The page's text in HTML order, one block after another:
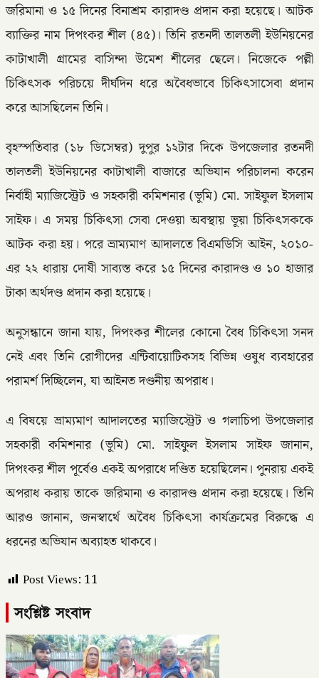
জরিমানা ও ১৫ দিনের বিনাশ্রম কারাদণ্ড প্রদান করা হয়েছে। আটক
ব্যাক্তির নাম দিপংকর শীল (৪৫)। তিনি রতনদী তালতলী ইউনিয়নের
কাটাখালী গ্রামের বাসিন্দা উমেশ শীলের ছেলে। নিজেকে পল্লী
চিকিৎসক পরিচয়ে দীর্ঘদিন ধরে অবৈধভাবে চিকিৎসাসেবা প্রদান
করে আসছিলেন তিনি।
বৃহস্পতিবার (১৮ ডিসেম্বর) দুপুর ১২টার দিকে উপজেলার রতনদী
তালতলী ইউনিয়নের কাটাখালী বাজারে অভিযান পরিচালনা করেন
নির্বাহী ম্যাজিস্ট্রেট ও সহকারী কমিশনার (ভূমি) মো. সাইফুল ইসলাম
সাইফ। এ সময় চিকিৎসা সেবা দেওয়া অবস্থায় ভূয়া চিকিৎসককে
আটক করা হয়। পরে ভ্রাম্যমাণ আদালতে বিএমডিসি আইন, ২০১০-
এর ২২ ধারায় দোষী সাব্যস্ত করে ১৫ দিনের কারাদণ্ড ও ১০ হাজার
টাকা অর্থদণ্ড প্রদান করা হয়েছে।
অনুসন্ধানে জানা যায়, দিপংকর শীলের কোনো বৈধ চিকিৎসা সনদ
নেই এবং তিনি রোগীদের এন্টিবায়োটিকসহ বিভিন্ন ওষুধ ব্যবহারের
পরামর্শ দিচ্ছিলেন, যা আইনত দণ্ডনীয় অপরাধ।
এ বিষয়ে ভ্রাম্যমাণ আদালতের ম্যাজিস্ট্রেট ও গলাচিপা উপজেলার
সহকারী কমিশনার (ভূমি) মো. সাইফুল ইসলাম সাইফ জানান,
দিপংকর শীল পূর্বেও একই অপরাধে দণ্ডিত হয়েছিলেন। পুনরায় একই
অপরাধ করায় তাকে জরিমানা ও কারাদণ্ড প্রদান করা হয়েছে। তিনি
আরও জানান, জনস্বার্থে অবৈধ চিকিৎসা কার্যক্রমের বিরুদ্ধে এ
ধরনের অভিযান অব্যাহত থাকবে।
Post Views: 11
সংশ্লিষ্ট সংবাদ